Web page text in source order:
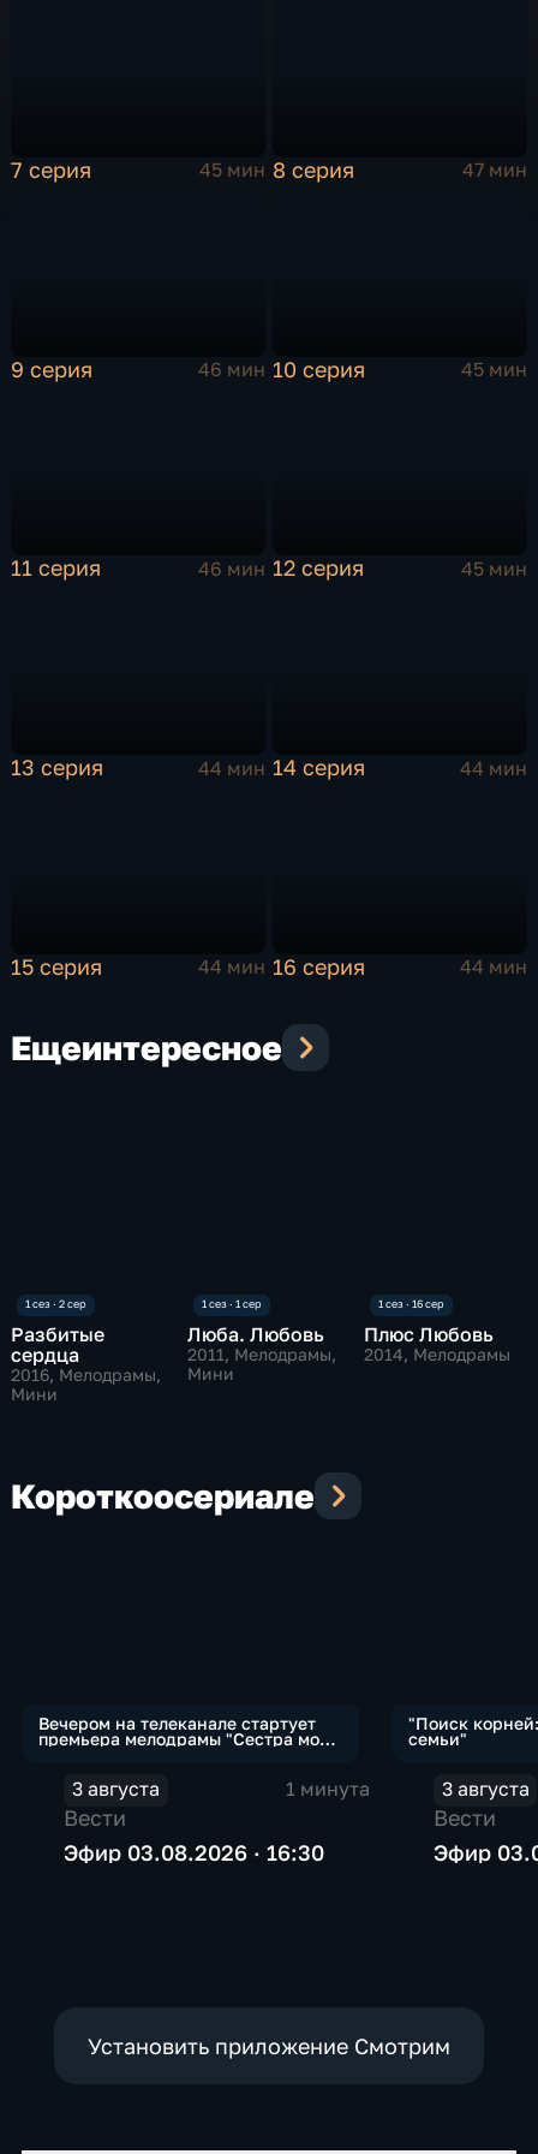
7 серия 45 мин 8 серия 47 мин
9 серия 46 мин 10 серия 45 мин
11 серия 46 мин 12 серия 45 мин
13 серия 44 мин 14 серия 44 мин
15 серия 44 мин 16 серия 44 мин
Ещеинтересное
Разбитые
сердца
2016, Мелодрамы,
Мини
Люба. Любовь
2011, Мелодрамы,
Мини
Плюс Любовь
2014, Мелодрамы
Короткоосериале
Вечером на телеканале стартует
премьера мелодрамы "Сестра моя,
3 августа 1 минута
Вести
Эфир 03.08.2026 · 16:30
"Поиск
семьи"
3 августа
Вести
Эфир
Установить приложение Смотрим